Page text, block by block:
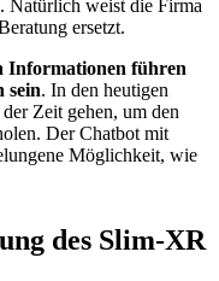
Natürlich weist die Firma
ersetzt.
Informationen führen
sein. In den heutigen
Zeit gehen, um den
Der Chatbot mit
Möglichkeit, wie
des Slim-XR